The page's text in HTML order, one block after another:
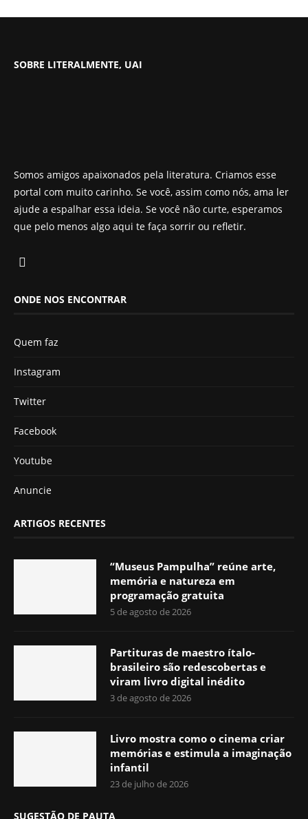
SOBRE LITERALMENTE, UAI
Somos amigos apaixonados pela literatura. Criamos esse
portal com muito carinho. Se você, assim como nós, ama ler
ajude a espalhar essa ideia. Se você não curte, esperamos
que pelo menos algo aqui te faça sorrir ou refletir.
ONDE NOS ENCONTRAR
Quem faz
Instagram
Twitter
Facebook
Youtube
Anuncie
ARTIGOS RECENTES
“Museus Pampulha” reúne arte,
memória e natureza em
programação gratuita
5 de agosto de 2026
Partituras de maestro ítalo-
brasileiro são redescobertas e
viram livro digital inédito
3 de agosto de 2026
Livro mostra como o cinema criar
memórias e estimula a imaginação
infantil
23 de julho de 2026
SUGESTÃO DE PAUTA